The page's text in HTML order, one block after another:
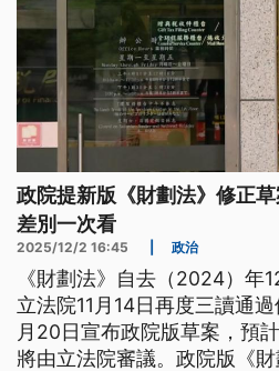
政院提新版《財劃法》修正
差別一次看
2025/12/2 16:45 政治
《財劃法》自去（2024）年
立法院11月14日再度三讀通
月20日宣布政院版草案，預
將由立法院審議。政院版《